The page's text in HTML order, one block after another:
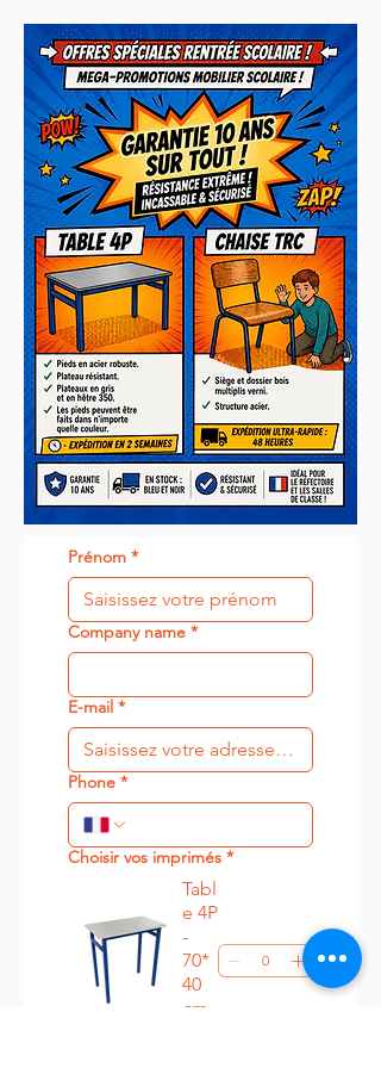
Prénom *
Company name *
E-mail *
Phone *
Choisir vos imprimés *
Tabl
e 4P
-
70*
40
cm